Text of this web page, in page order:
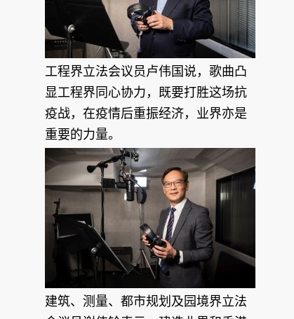
工程界立法会议员卢伟国说，歌曲凸
显工程界同心协力，既要打胜这场抗
疫战，在疫情后重振经济，业界亦是
重要的力量。
建筑、测量、都市规划及园境界立法